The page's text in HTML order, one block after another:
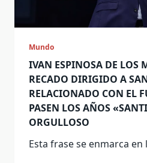
Mundo
IVAN ESPINOSA DE LOS
RECADO DIRIGIDO A
RELACIONADO CON EL
PASEN LOS AÑOS
ORGULLOSO
Esta frase se enmarca en